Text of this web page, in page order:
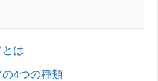
は
4つの種類